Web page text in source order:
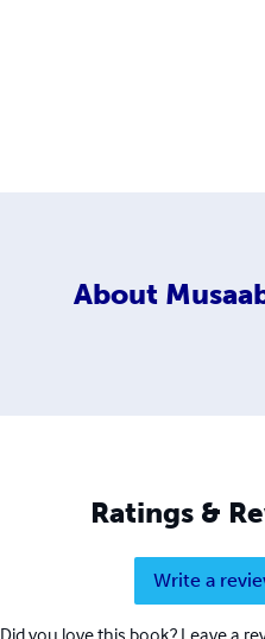
About
Ratings &
Write a
Did you love this book? Leave a